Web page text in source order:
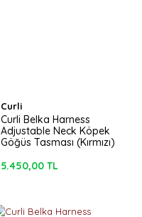
Curli
Curli Belka Harness
Adjustable Neck Köpek
Göğüs Tasması (Kırmızı)
5.450,00 TL